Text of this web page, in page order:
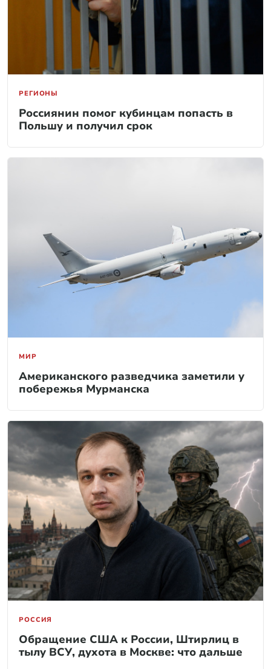
РЕГИОНЫ
Россиянин помог кубинцам попасть в
Польшу и получил срок
МИР
Американского разведчика заметили у
побережья Мурманска
РОССИЯ
Обращение США к России, Штирлиц в
тылу ВСУ, духота в Москве: что дальше